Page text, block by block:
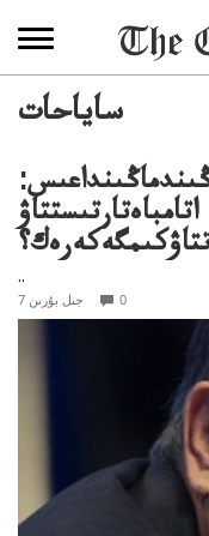
ساياحات
اتامباەتارتىستتاۋ
..
7 جىل بۇرىن 0